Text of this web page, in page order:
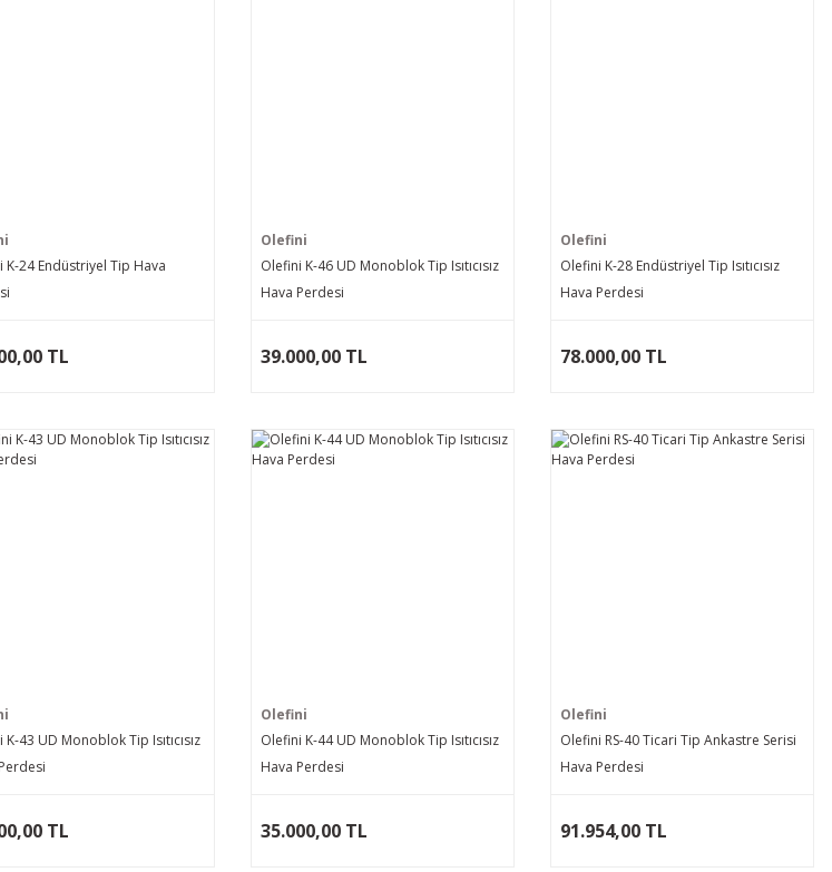
K-24 Endüstriyel Tip Hava
TL
Olefini
Olefini K-46 UD Monoblok Tip Isıtıcısız
Hava Perdesi
39.000,00 TL
Olefini
Olefini K-28 Endüstriyel Tip Isıtıcısız
Hava Perdesi
78.000,00 TL
43 UD Monoblok Tip Isıtıcısız
TL
Olefini
Olefini K-44 UD Monoblok Tip Isıtıcısız
Hava Perdesi
35.000,00 TL
Olefini
Olefini RS-40 Ticari Tip Ankastre Serisi
Hava Perdesi
91.954,00 TL